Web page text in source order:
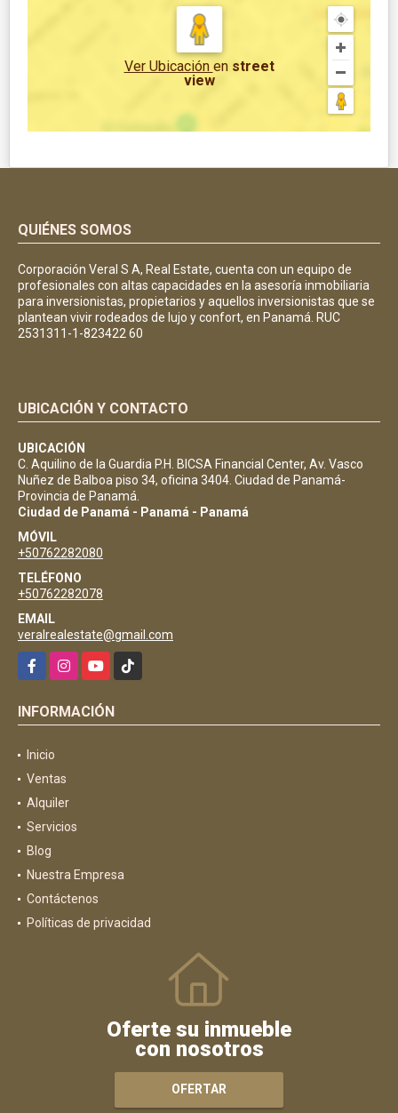
Ver Ubicación en street
view
QUIÉNES SOMOS
Corporación Veral S A, Real Estate, cuenta con un equipo de
profesionales con altas capacidades en la asesoría inmobiliaria
para inversionistas, propietarios y aquellos inversionistas que se
plantean vivir rodeados de lujo y confort, en Panamá. RUC
2531311-1-823422 60
UBICACIÓN Y CONTACTO
UBICACIÓN
C. Aquilino de la Guardia P.H. BICSA Financial Center, Av. Vasco
Nuñez de Balboa piso 34, oficina 3404. Ciudad de Panamá-
Provincia de Panamá.
Ciudad de Panamá - Panamá - Panamá
MÓVIL
+50762282080
TELÉFONO
+50762282078
EMAIL
veralrealestate@gmail.com
FacebookInstagramYouTubeTikTok
INFORMACIÓN
Inicio
Ventas
Alquiler
Servicios
Blog
Nuestra Empresa
Contáctenos
Políticas de privacidad
Oferte su inmueble
con nosotros
OFERTAR